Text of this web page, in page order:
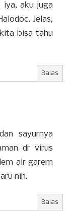
iya, aku juga
Jelas,
bisa tahu
Balas
sayurnya
dr virus
air garem
nih.
Balas